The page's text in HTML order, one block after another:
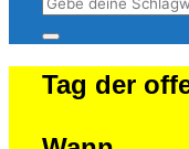
nach:
Seitenleiste
Navigation
umschalten
Tag der